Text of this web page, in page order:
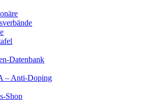
Datenbank
– Anti-Doping
Shop